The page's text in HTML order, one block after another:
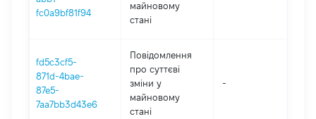
fc0a9bf81f94
майновому
стані
fd5c3cf5-
871d-4bae-
87e5-
7aa7bb3d43e6
Повідомлення
про суттєві
зміни y
майновому
стані
-